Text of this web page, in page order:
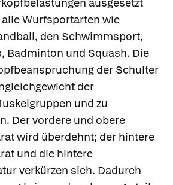
ausgesetzt
Wurfsportarten wie
den Schwimmsport,
Badminton und Squash. Die
der Schulter
der
und zu
Der vordere und obere
wird überdehnt; der hintere
und die hintere
verkürzen sich. Dadurch